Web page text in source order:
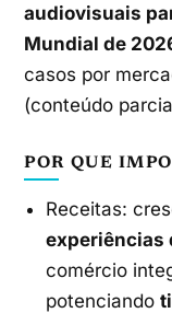
audiovisuais
Mundial de
casos por
(conteúdo
POR QUE
Receitas:
experiências
comércio
potenciando